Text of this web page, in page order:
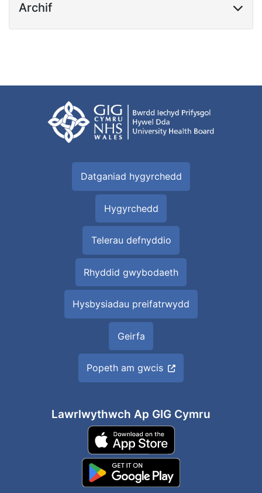
Archif
Datganiad hygyrchedd
Hygyrchedd
Telerau defnyddio
Rhyddid gwybodaeth
Hysbysiadau preifatrwydd
Geirfa
Popeth am gwcis
Lawrlwythwch Ap GIG Cymru